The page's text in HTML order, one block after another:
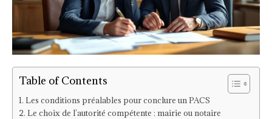
Table of Contents
Les conditions préalables pour conclure un PACS
Le choix de l’autorité compétente : mairie ou notaire